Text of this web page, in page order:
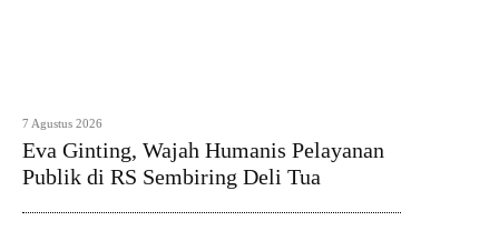
7 Agustus 2026
Eva Ginting, Wajah Humanis Pelayanan
Publik di RS Sembiring Deli Tua